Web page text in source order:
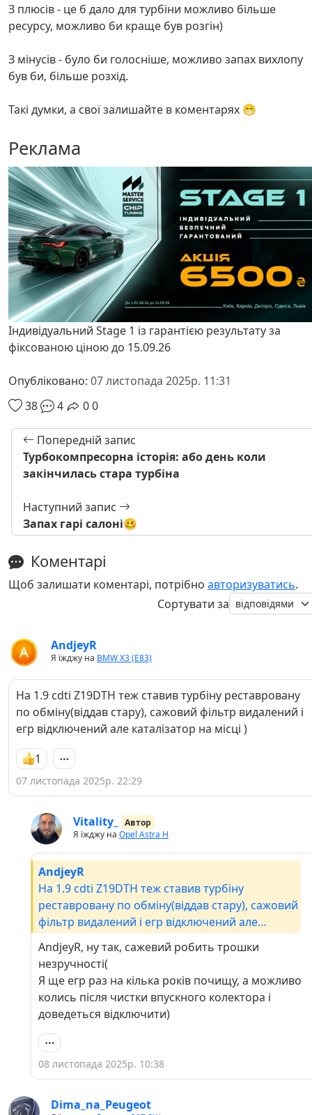
З плюсів - це б дало для турбіни можливо більше
ресурсу, можливо би краще був розгін)
З мінусів - було би голосніше, можливо запах вихлопу
був би, більше розхід.
Такі думки, а свої залишайте в коментарях 😁
Реклама
Індивідуальний Stage 1 із гарантією результату за
фіксованою ціною до 15.09.26
Опубліковано: 07 листопада 2025р. 11:31
38
4 00
Попередній запис
Турбокомпресорна історія: або день коли
закінчилась стара турбіна
Наступний запис
Запах гарі салоні🥴
Коментарі
Щоб залишати коментарі, потрібно авторизуватись.
Сортувати за
AndjeyR
Я їжджу на BMW X3 (E83)
На 1.9 cdti Z19DTH теж ставив турбіну реставровану
по обміну(віддав стару), сажовий фільтр видалений і
егр відключений але каталізатор на місці )
1
07 листопада 2025р. 22:29
Vitality_
Автор
Я їжджу на Opel Astra H
AndjeyR
На 1.9 cdti Z19DTH теж ставив турбіну
реставровану по обміну(віддав стару), сажовий
фільтр видалений і егр відключений але
AndjeyR, ну так, сажевий робить трошки
незручності(
Я ще егр раз на кілька років почищу, а можливо
колись після чистки впускного колектора і
доведеться відключити)
08 листопада 2025р. 10:38
Dima_na_Peugeot